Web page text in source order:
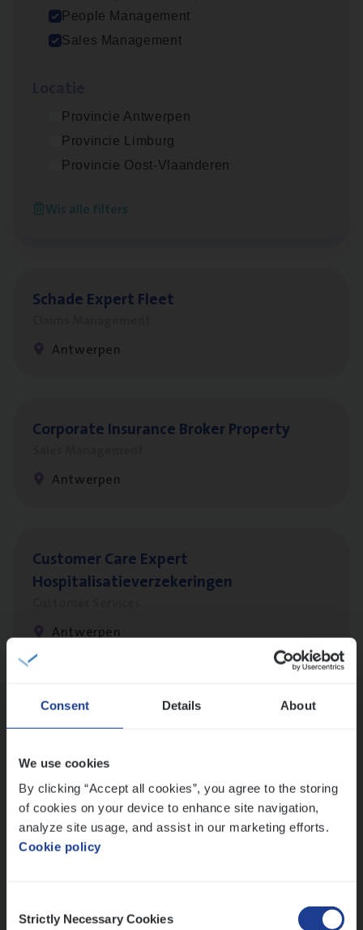
Consent Details About
We use cookies
By clicking “Accept all cookies”, you agree to the storing
of cookies on your device to enhance site navigation,
analyze site usage, and assist in our marketing efforts.
Cookie policy
Selection
Strictly Necessary Cookies
People Management
Sales Management
Provincie Antwerpen
Provincie Limburg
Provincie Oost-Vlaanderen
Wis alle filters
Scha­de­be­heer­der verzekeringen
Busi­ness Mana­ger Mari­ne Cargo
Antwerpen
Scha­de Expert Fleet
Antwerpen
Cor­po­ra­te Insu­ran­ce Bro­ker Property
Antwerpen
Cus­to­mer Care Expert
Hospitalisatieverzekeringen
Antwerpen
Insu­ran­ce Bro­ker KMO
Sales Management
Antwerpen
Claims­hand­ler Fleet&Bike